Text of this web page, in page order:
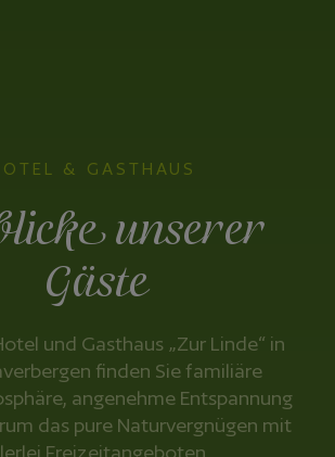
& GASTHAUS
unserer
Gäste
und Gasthaus „Zur Linde“ in
finden Sie familiäre
angenehme Entspannung
das pure Naturvergnügen mit
Freizeitangeboten.